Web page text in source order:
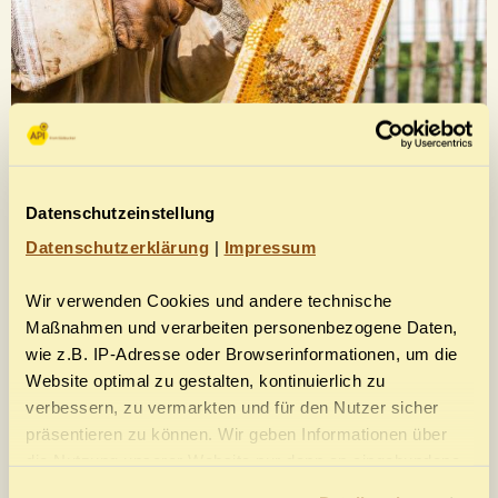
Datenschutzeinstellung
Datenschutzerklärung | Impressum
Wir verwenden Cookies und andere technische
Maßnahmen und verarbeiten personenbezogene Daten,
wie z.B. IP-Adresse oder Browserinformationen, um die
Website optimal zu gestalten, kontinuierlich zu
verbessern, zu vermarkten und für den Nutzer sicher
präsentieren zu können. Wir geben Informationen über
Verwendung der Bürste, um die letzten Bienen zu entfernen.
– Die Bienenflucht: einfach und schnell. Dabei handelt es sich
um eine Raute (oder einen Ring) aus Kunststoff, die an einer
dicken Rahmenabdeckung befestigt und etwa 24 Stunden